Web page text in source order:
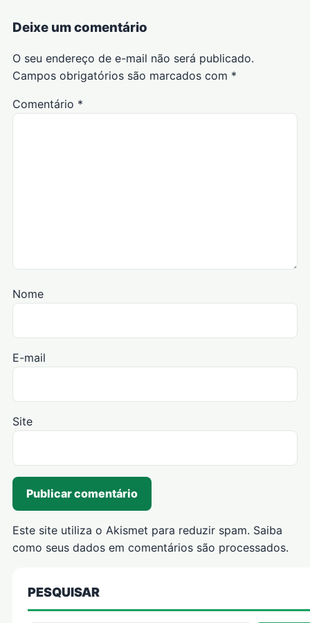
Deixe um comentário
O seu endereço de e-mail não será publicado.
Campos obrigatórios são marcados com *
Comentário *
Nome
E-mail
Site
Este site utiliza o Akismet para reduzir spam. Saiba
como seus dados em comentários são processados.
PESQUISAR